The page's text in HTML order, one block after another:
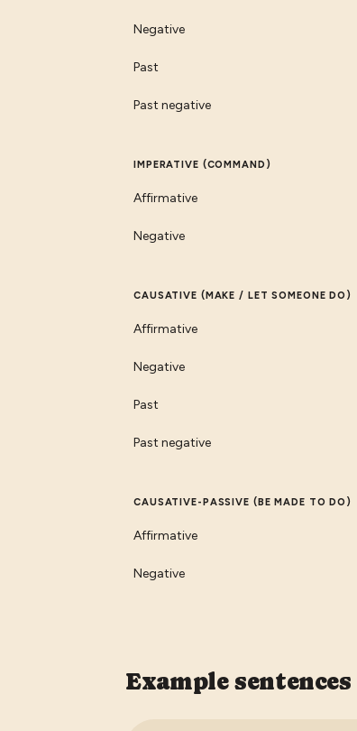
Negative
Past
Past negative
IMPERATIVE (COMMAND)
Affirmative
Negative
CAUSATIVE (MAKE / LET SOMEONE DO)
Affirmative
Negative
Past
Past negative
CAUSATIVE-PASSIVE (BE MADE TO DO)
Affirmative
Negative
Example sentences